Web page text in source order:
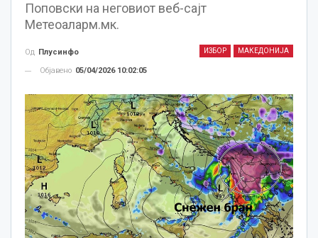
Поповски на неговиот веб-сајт
Метеоаларм.мк.
ИЗБОР МАКЕДОНИЈА
Од Плусинфо
Објавено 05/04/2026 10:02:05